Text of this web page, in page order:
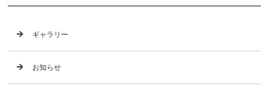
ギャラリー
お知らせ